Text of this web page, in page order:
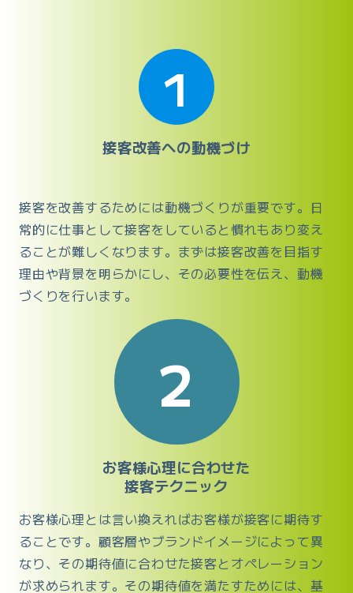
1
接客改善への動機づけ
接客を改善するためには動機づくりが重要です。日
常的に仕事として接客をしていると慣れもあり変え
ることが難しくなります。まずは接客改善を目指す
理由や背景を明らかにし、その必要性を伝え、動機
づくりを行います。
2
お客様心理に合わせた
接客テクニック
お客様心理とは言い換えればお客様が接客に期待す
ることです。顧客層やブランドイメージによって異
なり、その期待値に合わせた接客とオペレーション
が求められます。その期待値を満たすためには、基